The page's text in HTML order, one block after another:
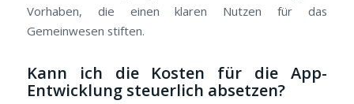
Vorhaben, die einen klaren Nutzen für das
Gemeinwesen stiften.
Kann ich die Kosten für die App-
Entwicklung steuerlich absetzen?